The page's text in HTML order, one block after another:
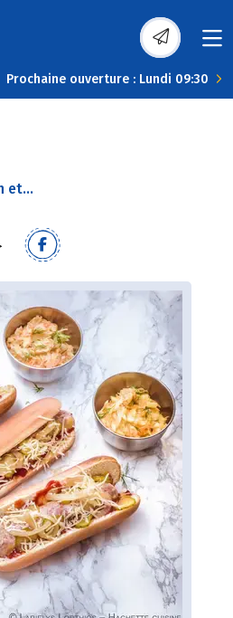
Prochaine ouverture : Lundi 09:30
et...